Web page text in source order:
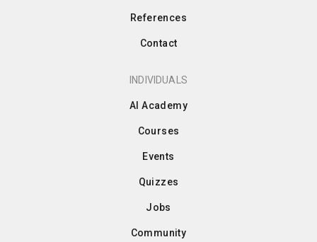
References
Contact
INDIVIDUALS
AI Academy
Courses
Events
Quizzes
Jobs
Community